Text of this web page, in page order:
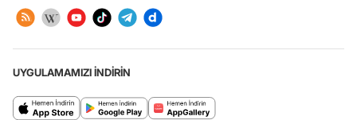
UYGULAMAMIZI İNDİRİN